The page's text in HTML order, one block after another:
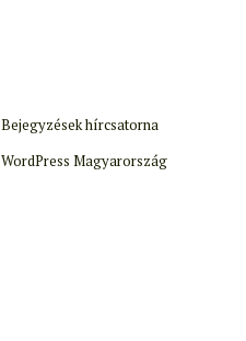
Bejegyzések hírcsatorna
WordPress Magyarország